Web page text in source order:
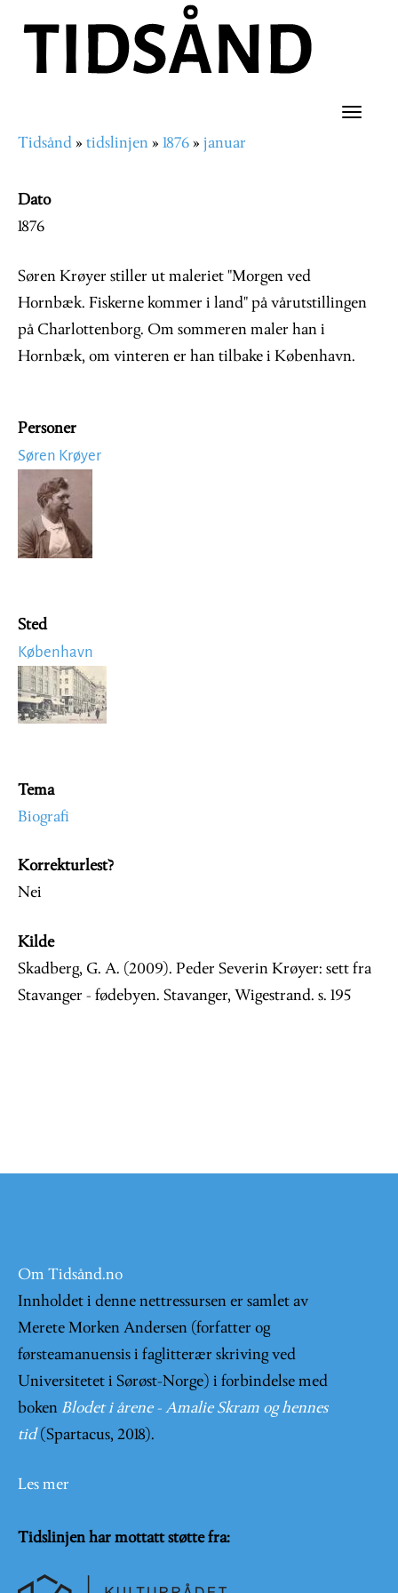
hovedinnhold
Toggle
Navigasjonssti
Tidsånd tidslinjen 1876 januar
Dato
1876
Søren Krøyer stiller ut maleriet "Morgen ved
Hornbæk. Fiskerne kommer i land" på vårutstillingen
på Charlottenborg. Om sommeren maler han i
Hornbæk, om vinteren er han tilbake i København.
Personer
Søren Krøyer
Image
Sted
København
Image
Tema
Biografi
Korrekturlest?
Nei
Kilde
Skadberg, G. A. (2009). Peder Severin Krøyer: sett fra
Stavanger - fødebyen. Stavanger, Wigestrand. s. 195
Om Tidsånd.no
Innholdet i denne nettressursen er samlet av
Merete Morken Andersen (forfatter og
førsteamanuensis i faglitterær skriving ved
Universitetet i Sørøst-Norge) i forbindelse med
boken Blodet i årene - Amalie Skram og hennes
tid (Spartacus, 2018).
Les mer
Tidslinjen har mottatt støtte fra: